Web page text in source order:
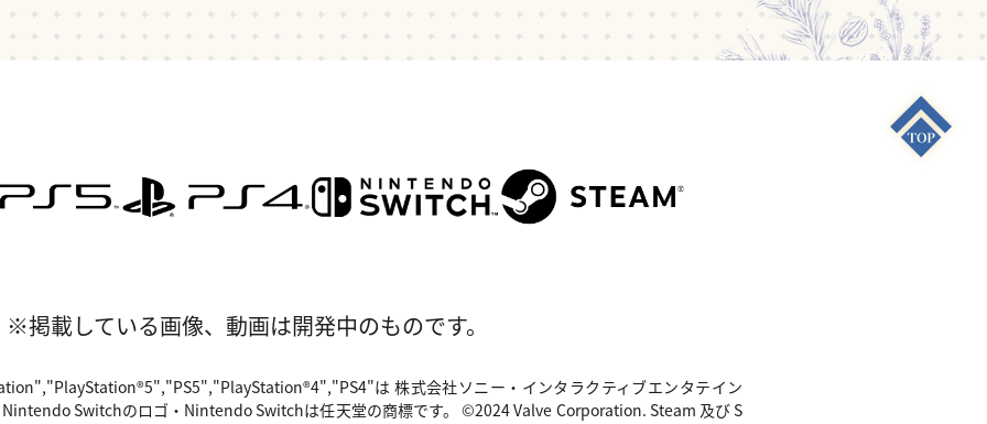
※掲載している画像、動画は開発中のものです。
は 株式会社ソニー・インタラクティブエンタテイン
Switchのロゴ・Nintendo Switchは任天堂の商標です。 ©2024 Valve Corporation. Steam 及び S